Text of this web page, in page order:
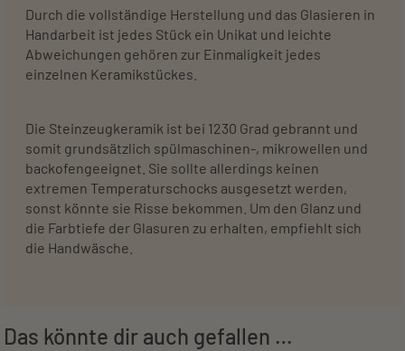
Durch die vollständige Herstellung und das Glasieren in
Handarbeit ist jedes Stück ein Unikat und leichte
Abweichungen gehören zur Einmaligkeit jedes
einzelnen Keramikstückes.
Die Steinzeugkeramik ist bei 1230 Grad gebrannt und
somit grundsätzlich spülmaschinen-, mikrowellen und
backofengeeignet. Sie sollte allerdings keinen
extremen Temperaturschocks ausgesetzt werden,
sonst könnte sie Risse bekommen. Um den Glanz und
die Farbtiefe der Glasuren zu erhalten, empfiehlt sich
die Handwäsche.
Das könnte dir auch gefallen …